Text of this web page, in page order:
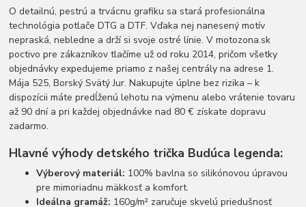
O detailnú, pestrú a trvácnu grafiku sa stará profesionálna
technológia potlače DTG a DTF. Vďaka nej nanesený motív
nepraská, nebledne a drží si svoje ostré línie. V motozona.sk
poctivo pre zákazníkov tlačíme už od roku 2014, pričom všetky
objednávky expedujeme priamo z našej centrály na adrese 1.
Mája 525, Borský Svätý Jur. Nakupujte úplne bez rizika – k
dispozícii máte predĺženú lehotu na výmenu alebo vrátenie tovaru
až 90 dní a pri každej objednávke nad 80 € získate dopravu
zadarmo.
Hlavné výhody detského trička Budúca legenda:
Výberový materiál: 100% bavlna so silikónovou úpravou
pre mimoriadnu mäkkosť a komfort.
Ideálna gramáž: 160g/m² zaručuje skvelú priedušnosť